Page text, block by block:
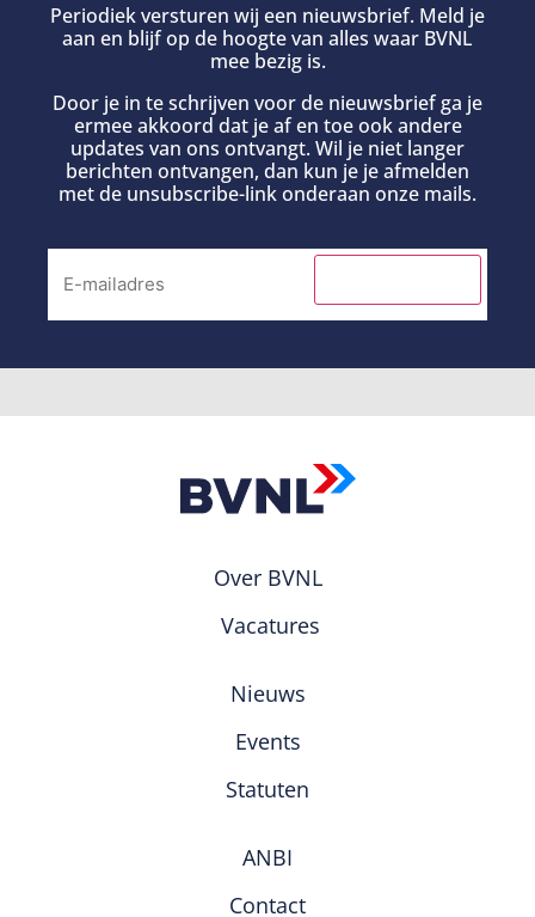
Periodiek versturen wij een nieuwsbrief. Meld je
aan en blijf op de hoogte van alles waar BVNL
mee bezig is.
Door je in te schrijven voor de nieuwsbrief ga je
ermee akkoord dat je af en toe ook andere
updates van ons ontvangt. Wil je niet langer
berichten ontvangen, dan kun je je afmelden
met de unsubscribe-link onderaan onze mails.
Over BVNL
Vacatures
Nieuws
Events
Statuten
ANBI
Contact